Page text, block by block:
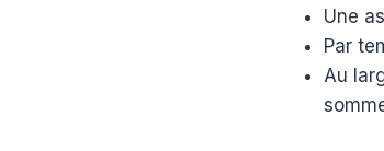
Une
Par
Au